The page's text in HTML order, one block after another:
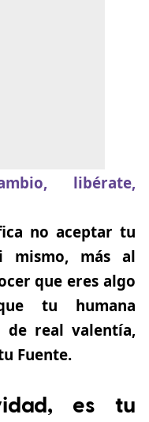
libérate,
no aceptar tu
más al
que eres algo
tu humana
de real valentía,
Fuente.
es tu